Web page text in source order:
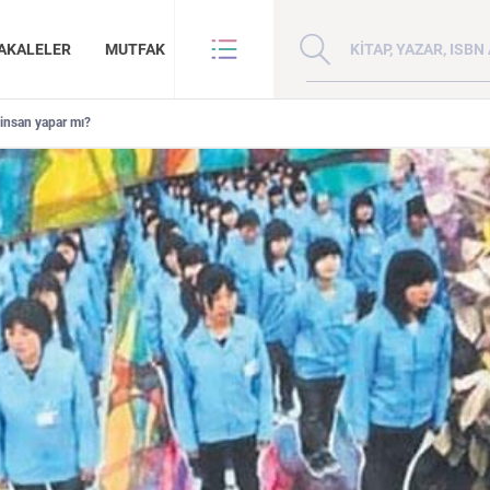
MUTFAK
Sanat İktisat
İnsan ve Toplum Çocuk Kitaplığı
Doğu Hilafeti’nin
Toprakları İslam Fethinden Timur’a Mezopotamya, Iran Ve Türkistan
KATEGORİ:
Çin: Tarih, Kültür ve
Medeniyet
KATEGORİ:
Kuzey Kafkasya
Halkları
KATEGORİ:
HAKKIMIZDA
GİZLİLİK POLİTİKASI
BİZE ULAŞIN
YAZAR BAŞVURUSU
yapar mı?